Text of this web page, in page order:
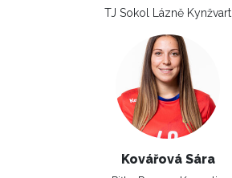
TJ Sokol Lázně Kynžvart
Kovářová Sára